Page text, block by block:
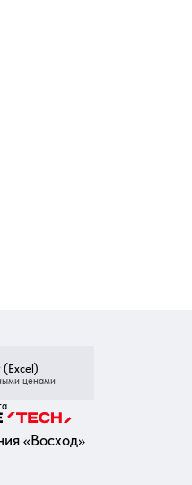
(Excel)
ценами
«Восход»